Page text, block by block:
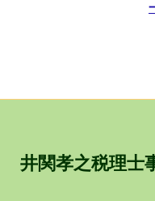
井関孝之税理士